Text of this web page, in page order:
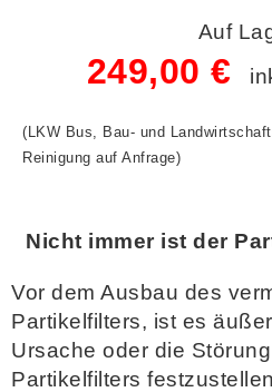
Auf
249,00 €
(LKW Bus, Bau- und
Reinigung auf Anfrage)
Nicht immer ist der
Vor dem Ausbau des
Partikelfilters, ist es
Ursache oder die
Partikelfilters